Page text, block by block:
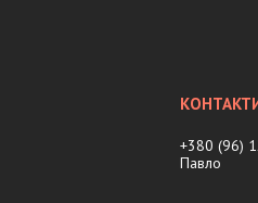
+380 (96)
Павло